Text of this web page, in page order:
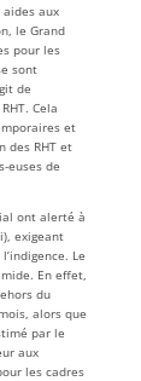
aux
le Grand
pour les
sont
de
Cela
et
des RHT et
euses de
ont alerté à
), exigeant
Le
En effet,
du
alors que
par le
aux
les cadres